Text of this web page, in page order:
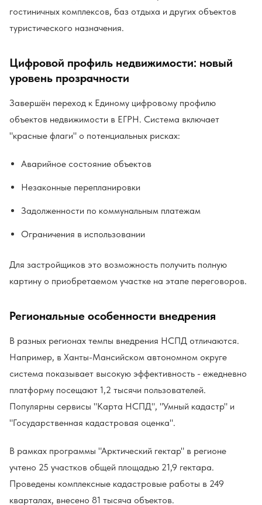
гостиничных комплексов, баз отдыха и других объектов
туристического назначения.
Цифровой профиль недвижимости: новый
уровень прозрачности
Завершён переход к Единому цифровому профилю
объектов недвижимости в ЕГРН. Система включает
"красные флаги" о потенциальных рисках:
Аварийное состояние объектов
Незаконные перепланировки
Задолженности по коммунальным платежам
Ограничения в использовании
Для застройщиков это возможность получить полную
картину о приобретаемом участке на этапе переговоров.
Региональные особенности внедрения
В разных регионах темпы внедрения НСПД отличаются.
Например, в Ханты-Мансийском автономном округе
система показывает высокую эффективность - ежедневно
платформу посещают 1,2 тысячи пользователей.
Популярны сервисы "Карта НСПД", "Умный кадастр" и
"Государственная кадастровая оценка".
В рамках программы "Арктический гектар" в регионе
учтено 25 участков общей площадью 21,9 гектара.
Проведены комплексные кадастровые работы в 249
кварталах, внесено 81 тысяча объектов.